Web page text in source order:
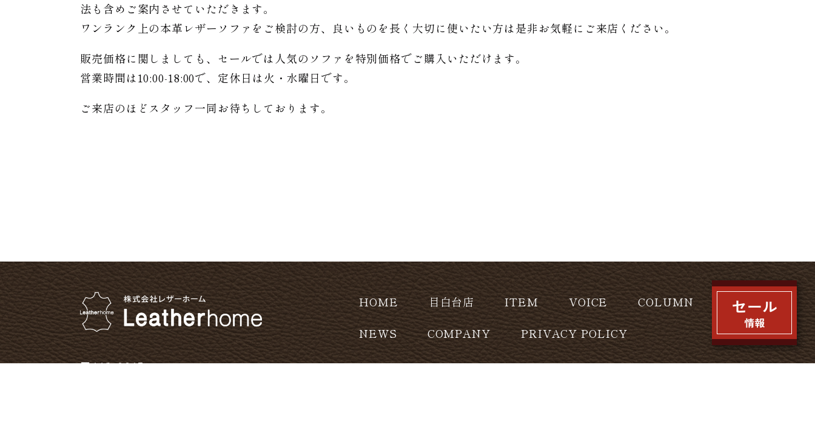
法も含めご案内させていただきます。
ワンランク上の本革レザーソファをご検討の方、良いものを長く大切に使いたい方は是非お気軽にご来店ください。
販売価格に関しましても、セールでは人気のソファを特別価格でご購入いただけます。
営業時間は10:00-18:00で、定休日は火・水曜日です。
ご来店のほどスタッフ一同お待ちしております。
〒112-0015
HOME 目白台店 ITEM VOICE
COLUMN
NEWS
COMPANY PRIVACY POLICY